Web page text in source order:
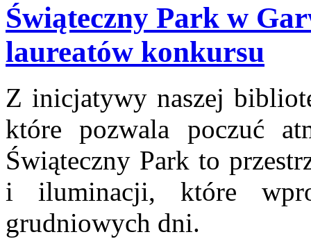
Świąteczny Park w
laureatów konkursu
Z inicjatywy naszej
które pozwala poczuć
Świąteczny Park to
i iluminacji, które
grudniowych dni.